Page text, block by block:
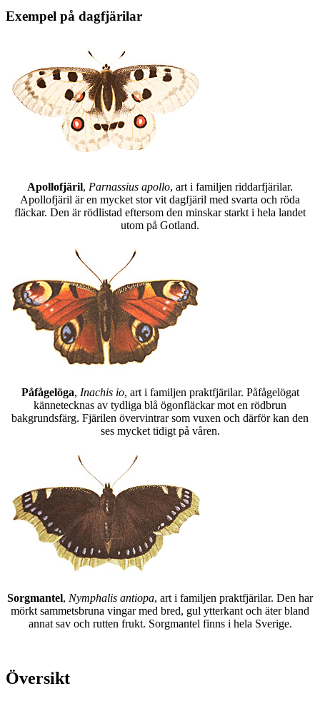
Exempel på dagfjärilar
Apollofjäril, Parnassius apollo, art i familjen riddarfjärilar.
Apollofjäril är en mycket stor vit dagfjäril med svarta och röda
fläckar. Den är rödlistad eftersom den minskar starkt i hela landet
utom på Gotland.
Påfågelöga, Inachis io, art i familjen praktfjärilar. Påfågelögat
kännetecknas av tydliga blå ögonfläckar mot en rödbrun
bakgrundsfärg. Fjärilen övervintrar som vuxen och därför kan den
ses mycket tidigt på våren.
Sorgmantel, Nymphalis antiopa, art i familjen praktfjärilar. Den har
mörkt sammetsbruna vingar med bred, gul ytterkant och äter bland
annat sav och rutten frukt. Sorgmantel finns i hela Sverige.
Översikt